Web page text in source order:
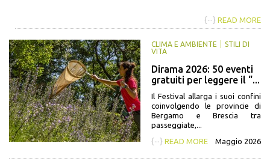
{···} READ MORE
CLIMA E AMBIENTE
STILI DI
VITA
Dirama 2026: 50 eventi
gratuiti per leggere il “...
Il Festival allarga i suoi confini
coinvolgendo le provincie di
Bergamo e Brescia tra
passeggiate,...
{···} READ MORE Maggio 2026